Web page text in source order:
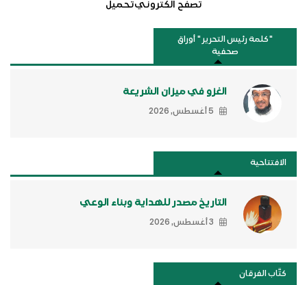
تصفح الكترونيتحميل
"كلمة رئيس التحرير " أوراق
صحفية
الغزو في ميزان الشريعة
5 أغسطس, 2026
الافتتاحية
التاريخ مصدر للهداية وبناء الوعي
3 أغسطس, 2026
كتَّاب الفرقان